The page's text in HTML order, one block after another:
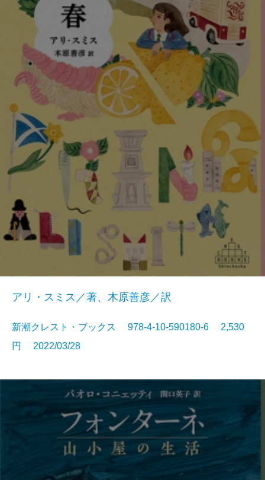
アリ・スミス／著、木原善彦／訳
新潮クレスト・ブックス 978-4-10-590180-6 2,530
円 2022/03/28